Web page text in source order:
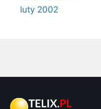
luty 2002